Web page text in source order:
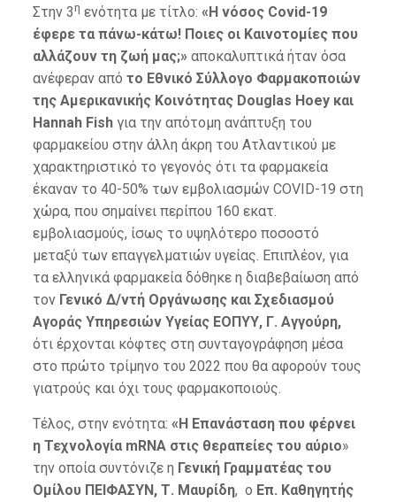
Στην 3η ενότητα με τίτλο: «Η νόσος Covid-19
έφερε τα πάνω-κάτω! Ποιες οι Καινοτομίες που
αλλάζουν τη ζωή μας;»αποκαλυπτικά ήταν όσα
ανέφεραν από το Εθνικό Σύλλογο Φαρμακοποιών
της Αμερικανικής Κοινότητας Douglas Hoey και
Hannah Fish για την απότομη ανάπτυξη του
φαρμακείου στην άλλη άκρη του Ατλαντικού με
χαρακτηριστικό το γεγονός ότι τα φαρμακεία
έκαναν το 40-50% των εμβολιασμών COVID-19 στη
χώρα, που σημαίνει περίπου 160 εκατ.
εμβολιασμούς, ίσως το υψηλότερο ποσοστό
μεταξύ των επαγγελματιών υγείας. Επιπλέον, για
τα ελληνικά φαρμακεία δόθηκε η διαβεβαίωση από
τον Γενικό Δ/ντή Οργάνωσης και Σχεδιασμού
Αγοράς Υπηρεσιών Υγείας ΕΟΠΥΥ, Γ. Αγγούρη,
ότι έρχονται κόφτες στη συνταγογράφηση μέσα
στο πρώτο τρίμηνο του 2022 που θα αφορούν τους
γιατρούς και όχι τους φαρμακοποιούς.
Τέλος, στην ενότητα: «Η Επανάσταση που φέρνει
η Τεχνολογία mRNA στις θεραπείες του αύριο»
την οποία συντόνιζε η Γενική Γραμματέας του
Ομίλου ΠΕΙΦΑΣΥΝ, Τ. Μαυρίδη, ο Επ. Καθηγητής